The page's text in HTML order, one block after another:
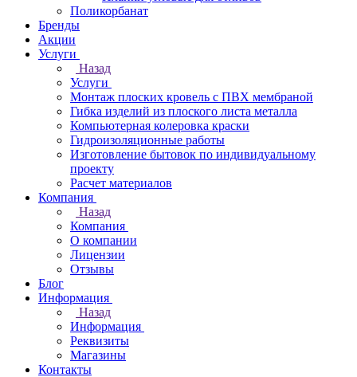
Поликорбанат
Бренды
Акции
Услуги
Назад
Услуги
Монтаж плоских кровель с ПВХ мембраной
Гибка изделий из плоского листа металла
Компьютерная колеровка краски
Гидроизоляционные работы
Изготовление бытовок по индивидуальному
проекту
Расчет материалов
Компания
Назад
Компания
О компании
Лицензии
Отзывы
Блог
Информация
Назад
Информация
Реквизиты
Магазины
Контакты